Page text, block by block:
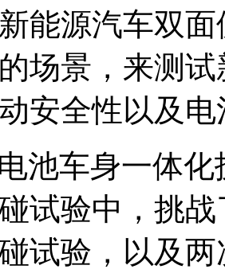
能源汽车双
场景，来测
安全性以及
池车身一体化
试验中，挑
试验，以及